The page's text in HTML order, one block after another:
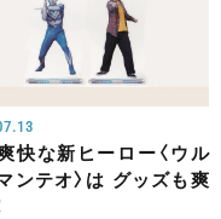
快な新ヒーロー〈ウル
ンテオ〉は グッズも爽